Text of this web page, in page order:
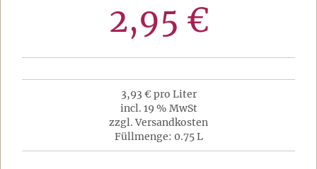
2,95 €
3,93 € pro Liter
incl. 19 % MwSt
zzgl. Versandkosten
Füllmenge: 0.75 L